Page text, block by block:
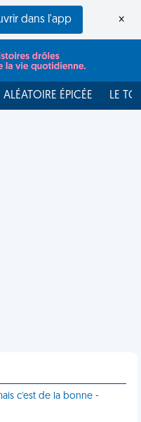
dans l'app ×
ALÉATOIRE ÉPICÉE LE
c'est de la bonne -